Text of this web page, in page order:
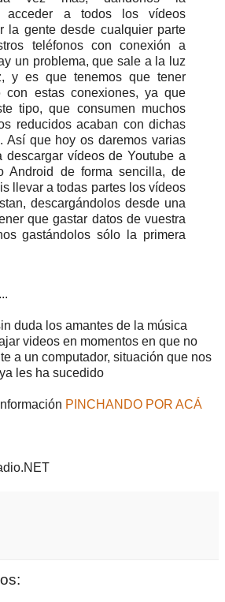
acceder a todos los vídeos
la gente desde cualquier parte
teléfonos con conexión a
un problema, que sale a la luz
y es que tenemos que tener
con estas conexiones, ya que
tipo, que consumen muchos
reducidos acaban con dichas
Así que hoy os daremos varias
descargar vídeos de Youtube a
Android de forma sencilla, de
llevar a todas partes los vídeos
descargándolos desde una
que gastar datos de vuestra
gastándolos sólo la primera
duda los amantes de la música
videos en momentos en que no
a un computador, situación que nos
les ha sucedido
PINCHANDO POR ACÁ